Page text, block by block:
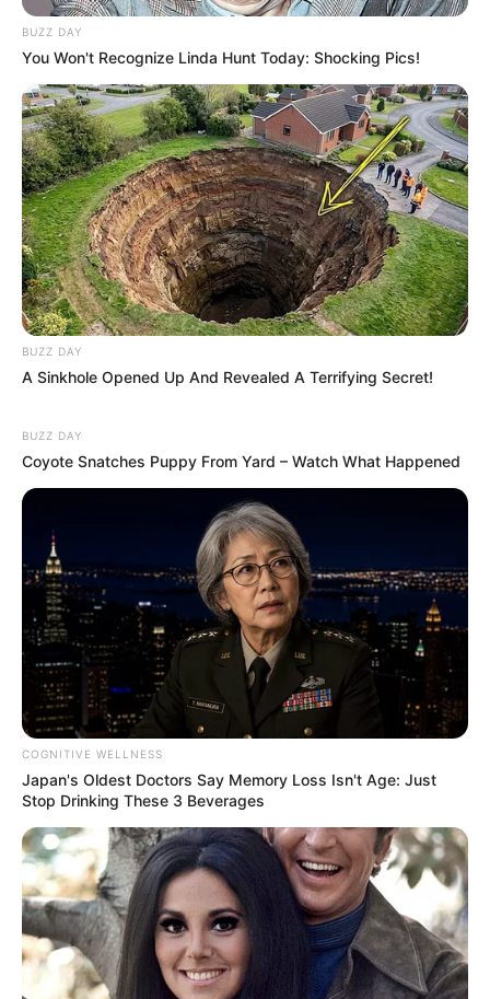
BUZZ DAY
You Won't Recognize Linda Hunt Today: Shocking Pics!
BUZZ DAY
A Sinkhole Opened Up And Revealed A Terrifying Secret!
BUZZ DAY
Coyote Snatches Puppy From Yard – Watch What Happened
COGNITIVE WELLNESS
Japan's Oldest Doctors Say Memory Loss Isn't Age: Just
Stop Drinking These 3 Beverages